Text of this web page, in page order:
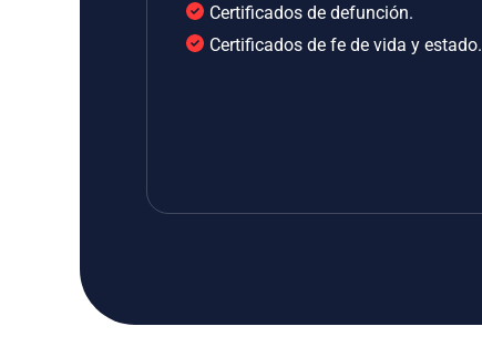
Certificados de defunción.
Certificados de fe de vida y estado.